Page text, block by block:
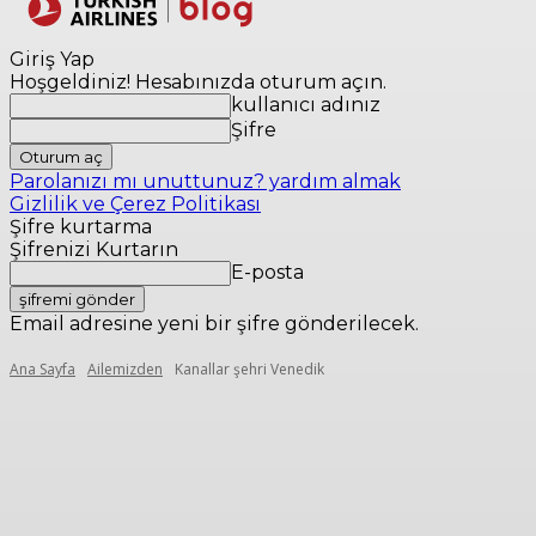
Giriş Yap
Hoşgeldiniz! Hesabınızda oturum açın.
kullanıcı adınız
Şifre
Parolanızı mı unuttunuz? yardım almak
Gizlilik ve Çerez Politikası
Şifre kurtarma
Şifrenizi Kurtarın
E-posta
Email adresine yeni bir şifre gönderilecek.
Ana Sayfa Ailemizden Kanallar şehri Venedik